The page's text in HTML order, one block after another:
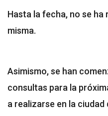
Hasta la fecha, no se
misma.
Asimismo, se han
consultas para la
a realizarse en la